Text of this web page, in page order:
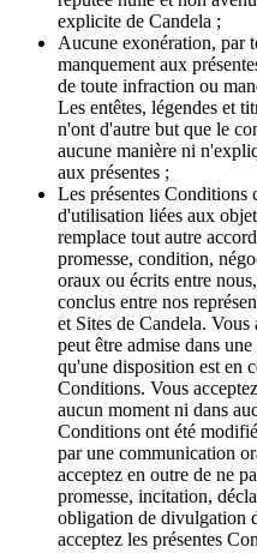
explicite de Candela ;
Aucune exonération, par
manquement aux
de toute infraction ou
Les entêtes, légendes et
n'ont d'autre but que le
aucune manière ni
aux présentes ;
Les présentes Conditions
d'utilisation liées aux
remplace tout autre
promesse, condition,
oraux ou écrits entre
conclus entre nos
et Sites de Candela.
peut être admise dans
qu'une disposition est en
Conditions. Vous
aucun moment ni dans
Conditions ont été
par une communication
acceptez en outre de ne
promesse, incitation,
obligation de divulgation
acceptez les présentes